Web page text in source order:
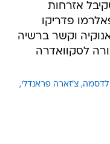
אזרחות
פדריקו
וקשר ברשיה
לסקוואדרה
לדסמה צ'זארה פראנדלי